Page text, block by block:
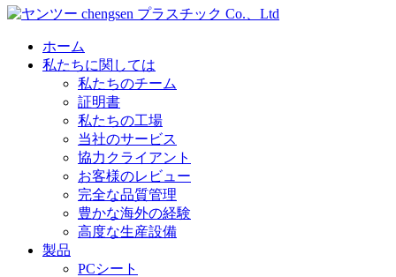
ホーム
私たちに関しては
私たちのチーム
証明書
私たちの工場
当社のサービス
協力クライアント
お客様のレビュー
完全な品質管理
豊かな海外の経験
高度な生産設備
製品
PCシート